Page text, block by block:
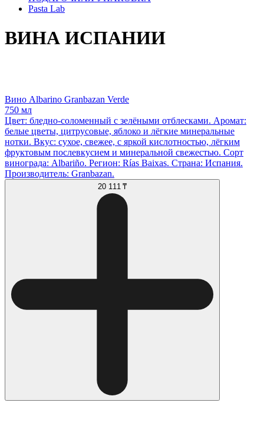
Pasta Lab
ВИНА ИСПАНИИ
Вино Albarino Granbazan Verde
750 мл
Цвет: бледно-соломенный с зелёными отблесками. Аромат:
белые цветы, цитрусовые, яблоко и лёгкие минеральные
нотки. Вкус: сухое, свежее, с яркой кислотностью, лёгким
фруктовым послевкусием и минеральной свежестью. Сорт
винограда: Albariño. Регион: Rías Baixas. Страна: Испания.
Производитель: Granbazan.
20 111 ₸